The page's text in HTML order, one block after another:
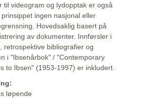
til videogram og lydopptak er også
ingen nasjonal eller
Hovedsaklig basert på
av dokumenter. Innførsler i
retrospektive bibliografier og
i "Ibsenårbok" / "Contemporary
to Ibsen" (1953-1997) er inkludert.
løpende